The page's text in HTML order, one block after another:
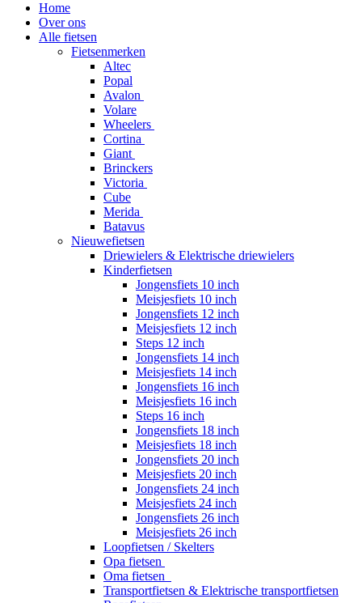
Home
Over ons
Alle fietsen
Fietsenmerken
Altec
Popal
Avalon
Volare
Wheelers
Cortina
Giant
Brinckers
Victoria
Cube
Merida
Batavus
Nieuwefietsen
Driewielers & Elektrische driewielers
Kinderfietsen
Jongensfiets 10 inch
Meisjesfiets 10 inch
Jongensfiets 12 inch
Meisjesfiets 12 inch
Steps 12 inch
Jongensfiets 14 inch
Meisjesfiets 14 inch
Jongensfiets 16 inch
Meisjesfiets 16 inch
Steps 16 inch
Jongensfiets 18 inch
Meisjesfiets 18 inch
Jongensfiets 20 inch
Meisjesfiets 20 inch
Jongensfiets 24 inch
Meisjesfiets 24 inch
Jongensfiets 26 inch
Meisjesfiets 26 inch
Loopfietsen / Skelters
Opa fietsen
Oma fietsen
Transportfietsen & Elektrische transportfietsen